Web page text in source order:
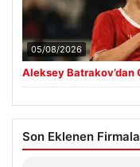
05/08/2026
Aleksey Batrakov’dan
Son Eklenen